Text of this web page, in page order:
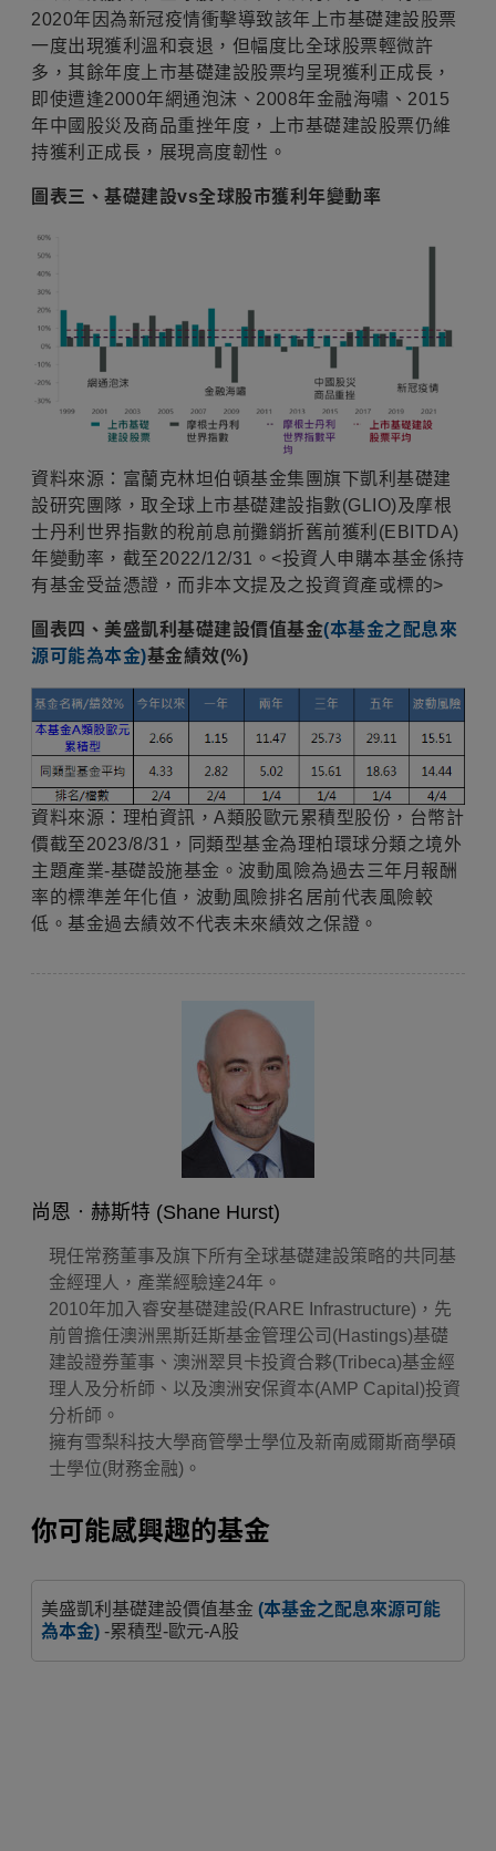
2020年因為新冠疫情衝擊導致該年上市基礎建設股票
一度出現獲利溫和衰退，但幅度比全球股票輕微許
多，其餘年度上市基礎建設股票均呈現獲利正成長，
即使遭逢2000年網通泡沫、2008年金融海嘯、2015
年中國股災及商品重挫年度，上市基礎建設股票仍維
持獲利正成長，展現高度韌性。
圖表三、基礎建設vs全球股市獲利年變動率
資料來源：富蘭克林坦伯頓基金集團旗下凱利基礎建
設研究團隊，取全球上市基礎建設指數(GLIO)及摩根
士丹利世界指數的稅前息前攤銷折舊前獲利(EBITDA)
年變動率，截至2022/12/31。<投資人申購本基金係持
有基金受益憑證，而非本文提及之投資資產或標的>
圖表四、美盛凱利基礎建設價值基金(本基金之配息來
源可能為本金)基金績效(%)
資料來源：理柏資訊，A類股歐元累積型股份，台幣計
價截至2023/8/31，同類型基金為理柏環球分類之境外
主題產業-基礎設施基金。波動風險為過去三年月報酬
率的標準差年化值，波動風險排名居前代表風險較
低。基金過去績效不代表未來績效之保證。
尚恩‧赫斯特 (Shane Hurst)
現任常務董事及旗下所有全球基礎建設策略的共同基
金經理人，產業經驗達24年。
2010年加入睿安基礎建設(RARE Infrastructure)，先
前曾擔任澳洲黑斯廷斯基金管理公司(Hastings)基礎
建設證券董事、澳洲翠貝卡投資合夥(Tribeca)基金經
理人及分析師、以及澳洲安保資本(AMP Capital)投資
分析師。
擁有雪梨科技大學商管學士學位及新南威爾斯商學碩
士學位(財務金融)。
你可能感興趣的基金
美盛凱利基礎建設價值基金 (本基金之配息來源可能
為本金) -累積型-歐元-A股